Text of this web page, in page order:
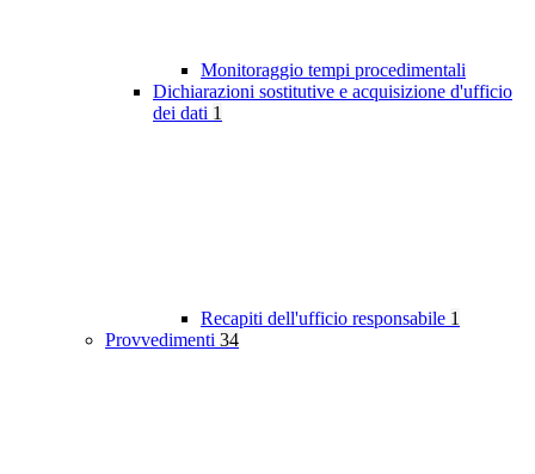
Monitoraggio tempi procedimentali
Dichiarazioni sostitutive e acquisizione d'ufficio
dei dati 1
Recapiti dell'ufficio responsabile 1
Provvedimenti 34